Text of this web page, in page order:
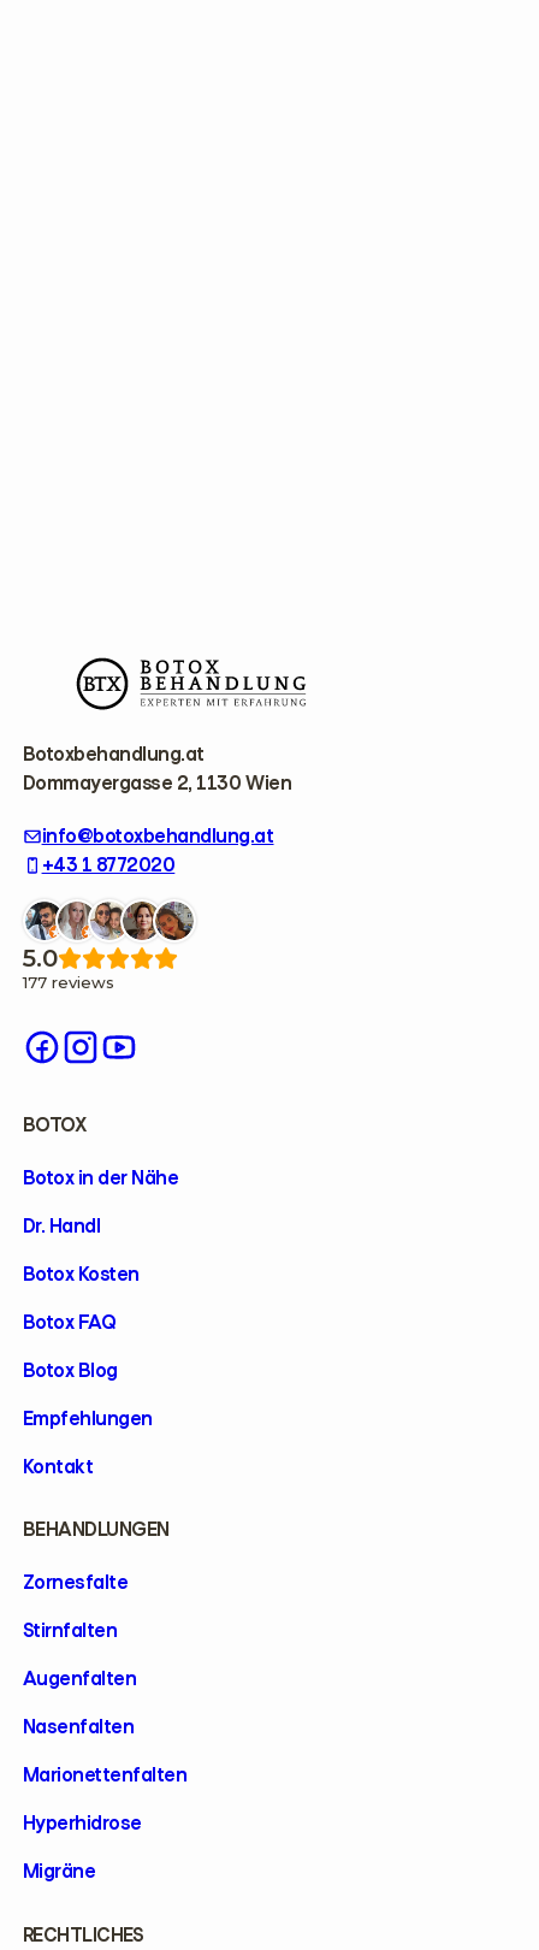
Botoxbehandlung.at
Dommayergasse 2, 1130 Wien
info@botoxbehandlung.at
+43 1 8772020
5.0
177 reviews
BOTOX
Botox in der Nähe
Dr. Handl
Botox Kosten
Botox FAQ
Botox Blog
Empfehlungen
Kontakt
BEHANDLUNGEN
Zornesfalte
Stirnfalten
Augenfalten
Nasenfalten
Marionettenfalten
Hyperhidrose
Migräne
RECHTLICHES